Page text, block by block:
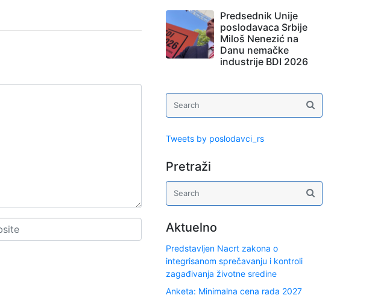
Predsednik Unije
poslodavaca Srbije
Miloš Nenezić na
Danu nemačke
industrije BDI 2026
Tweets by poslodavci_rs
Pretraži
Aktuelno
Predstavljen Nacrt zakona o
integrisanom sprečavanju i kontroli
zagađivanja životne sredine
Anketa: Minimalna cena rada 2027